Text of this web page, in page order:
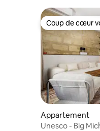
Coup de cœur
Coup de cœur
Appartement
Unesco - Big